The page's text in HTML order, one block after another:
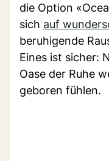
die Option
sich auf
beruhigende
Eines ist sicher:
Oase der Ruhe
geboren fühlen.